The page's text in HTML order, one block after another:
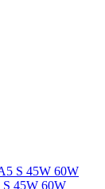
45W 60W